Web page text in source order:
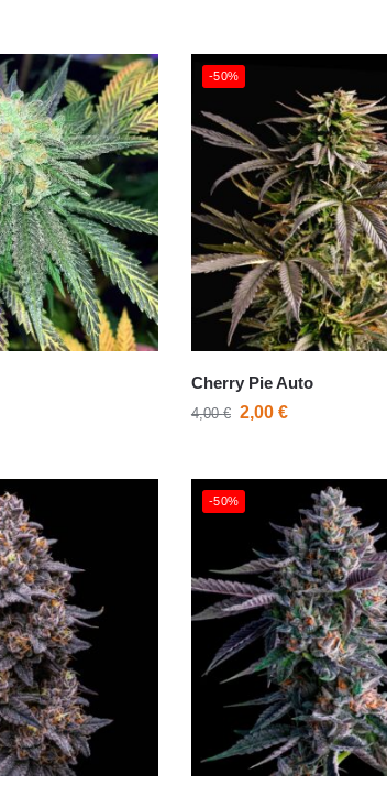
-50%
Cherry Pie Auto
4,00€ 2,00€
-50%